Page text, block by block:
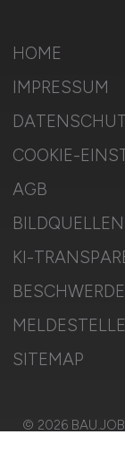
HOME
IMPRESSUM
COOKIE-
AGB
BILDQUELLEN
KI-
MELDESTELLE
SITEMAP
© 2026